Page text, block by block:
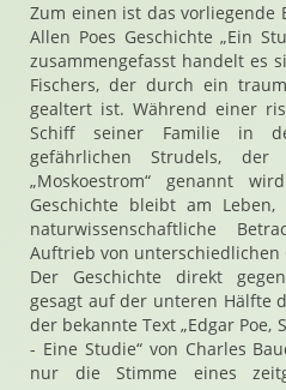
Zum einen ist das vorliegende
Allen Poes Geschichte „Ein
zusammengefasst handelt es
Fischers, der durch ein
gealtert ist. Während einer
Schiff seiner Familie in
gefährlichen Strudels, der
„Moskoestrom“ genannt
Geschichte bleibt am
naturwissenschaftliche
Auftrieb von
Der Geschichte direkt
gesagt auf der unteren Hälfte
der bekannte Text „Edgar Poe,
- Eine Studie“ von Charles
nur die Stimme eines